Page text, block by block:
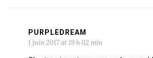
PURPLEDREAM
1 juin 2017 at 19 h 02 min